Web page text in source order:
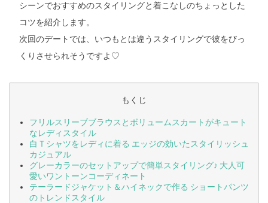
シーンでおすすめのスタイリングと着こなしのちょっとした
コツを紹介します。
次回のデートでは、いつもとは違うスタイリングで彼をびっ
くりさせられそうですよ♡
もくじ
フリルスリーブブラウスとボリュームスカートがキュート
なレディスタイル
白Ｔシャツをレディに着る エッジの効いたスタイリッシュ
カジュアル
グレーカラーのセットアップで簡単スタイリング♪ 大人可
愛いワントーンコーディネート
テーラードジャケット＆ハイネックで作る ショートパンツ
のトレンドスタイル